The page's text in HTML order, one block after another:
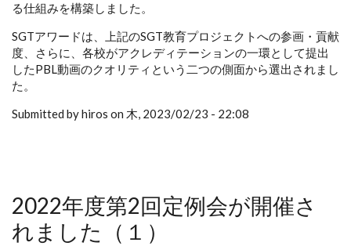
る仕組みを構築しました。
SGTアワードは、上記のSGT教育プロジェクトへの参画・貢献
度、さらに、各校がアクレディテーションの一環として提出
したPBL動画のクオリティという二つの側面から選出されまし
た。
Submitted by hiros on 木, 2023/02/23 - 22:08
2022年度第2回定例会が開催さ
れました（１）